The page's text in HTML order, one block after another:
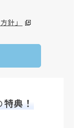
針」
特典！